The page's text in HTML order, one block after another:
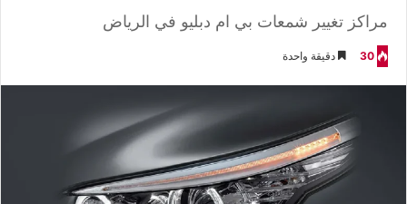
مراكز تغيير شمعات بي ام دبليو في الرياض
30 دقيقة واحدة